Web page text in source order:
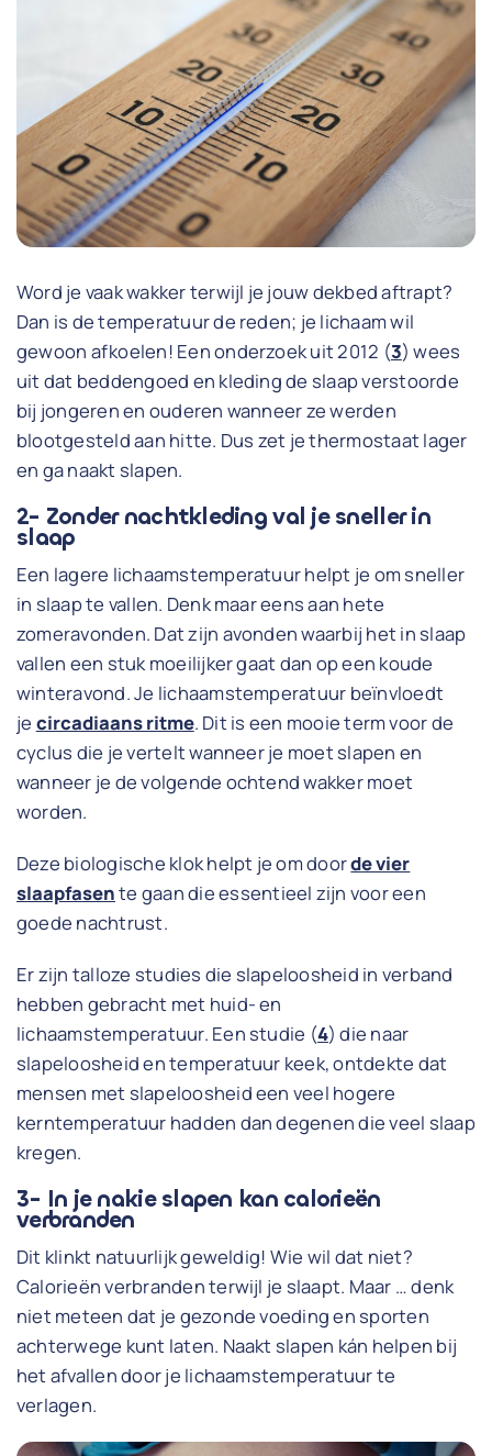
Word je vaak wakker terwijl je jouw dekbed aftrapt?
Dan is de temperatuur de reden; je lichaam wil
gewoon afkoelen! Een onderzoek uit 2012 (3) wees
uit dat beddengoed en kleding de slaap verstoorde
bij jongeren en ouderen wanneer ze werden
blootgesteld aan hitte. Dus zet je thermostaat lager
en ga naakt slapen.
2- Zonder nachtkleding val je sneller in
slaap
Een lagere lichaamstemperatuur helpt je om sneller
in slaap te vallen. Denk maar eens aan hete
zomeravonden. Dat zijn avonden waarbij het in slaap
vallen een stuk moeilijker gaat dan op een koude
winteravond. Je lichaamstemperatuur beïnvloedt
je circadiaans ritme. Dit is een mooie term voor de
cyclus die je vertelt wanneer je moet slapen en
wanneer je de volgende ochtend wakker moet
worden.
Deze biologische klok helpt je om doorde vier
slaapfasente gaan die essentieel zijn voor een
goede nachtrust.
Er zijn talloze studies die slapeloosheid in verband
hebben gebracht met huid- en
lichaamstemperatuur. Een studie (4) die naar
slapeloosheid en temperatuur keek, ontdekte dat
mensen met slapeloosheid een veel hogere
kerntemperatuur hadden dan degenen die veel slaap
kregen.
3- In je nakie slapen kan calorieën
verbranden
Dit klinkt natuurlijk geweldig! Wie wil dat niet?
Calorieën verbranden terwijl je slaapt. Maar … denk
niet meteen dat je gezonde voeding en sporten
achterwege kunt laten. Naakt slapen kán helpen bij
het afvallen door je lichaamstemperatuur te
verlagen.